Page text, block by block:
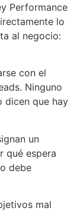
Performance
lo
al negocio:
con el
Ninguno
dicen que hay
un
qué espera
debe
mal